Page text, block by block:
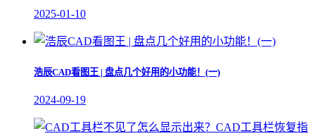
2025-01-10
浩辰CAD看图王 | 盘点几个好用的小功能！(一)
2024-09-19